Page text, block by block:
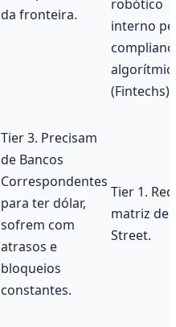
da fronteira.
robótico
interno
(Fintechs).
Tier 3. Precisam
de Bancos
Correspondentes
para ter dólar,
sofrem com
atrasos e
bloqueios
constantes.
Tier 1.
matriz de
Street.